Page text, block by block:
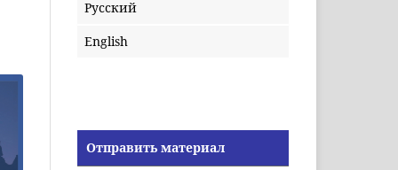
Русский
English
Отправить материал